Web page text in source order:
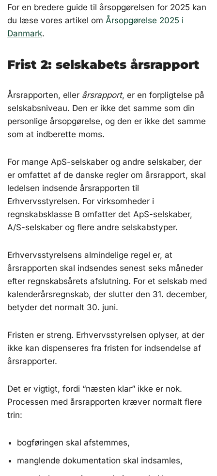
For en bredere guide til årsopgørelsen for 2025 kan
du læse vores artikel om Årsopgørelse 2025 i
Danmark.
Frist 2: selskabets årsrapport
Årsrapporten, eller årsrapport, er en forpligtelse på
selskabsniveau. Den er ikke det samme som din
personlige årsopgørelse, og den er ikke det samme
som at indberette moms.
For mange ApS-selskaber og andre selskaber, der
er omfattet af de danske regler om årsrapport, skal
ledelsen indsende årsrapporten til
Erhvervsstyrelsen. For virksomheder i
regnskabsklasse B omfatter det ApS-selskaber,
A/S-selskaber og flere andre selskabstyper.
Erhvervsstyrelsens almindelige regel er, at
årsrapporten skal indsendes senest seks måneder
efter regnskabsårets afslutning. For et selskab med
kalenderårsregnskab, der slutter den 31. december,
betyder det normalt 30. juni.
Fristen er streng. Erhvervsstyrelsen oplyser, at der
ikke kan dispenseres fra fristen for indsendelse af
årsrapporter.
Det er vigtigt, fordi “næsten klar” ikke er nok.
Processen med årsrapporten kræver normalt flere
trin:
bogføringen skal afstemmes,
manglende dokumentation skal indsamles,